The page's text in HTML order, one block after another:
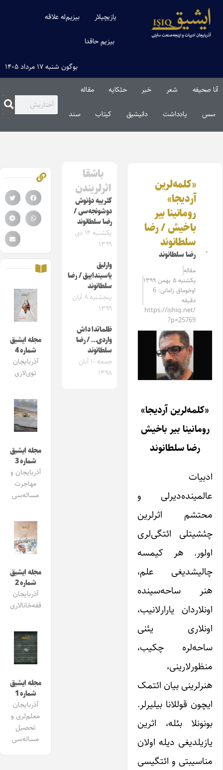
یازیچیلار بیزیم‌له علاقه
بیزیم حاقدا
بوگون شنبه ۱۷ مرداد ۱۴۰۵
آنا صحیفه شعر خبر حئکایه مقاله‌
سس یادداشت دانیشیق کیتاب سند
«کلمه‌لرین
آردیجا»
رومانینا بیر
باخیش / رضا
سلطانوند
رضا سلطانوند
مقاله‌
یکشنبه ۵ بهمن ۱۳۹۹
اوخوماق زامانی: 6
دقیقه
https://ishiq.net/
?p=25769
«کلمه‌لرین آردیجا»
رومانینا بیر باخیش
رضا سلطانوند
ادبیات
عالمینده‌دیرلی و
محتشم اثرلرین
چئشیتلی ائتگی‌لری
اولور. هر کیمسه
چالیشدیغی علم،
هنر ساحه‌سینده
اونلاردان یارارلانیب،
اونلاری یئنی
ساحه‌لره چکیب،
منظورلارینی،
هنرلرینی بیان ائتمک
ایچون قوللانا بیلیرلر.
بونونلا بئله، اثرین
یازیلدیغی دیله اولان
مناسیبتی و ائتگیسی
باشقا
اثرلریندن
گئرییه دؤنوش
دوشونجه‌سی /
رضا سلطانوند
یکشنبه ۱۴ دی
۱۳۹۹
وارلیق
یاسینداییق / رضا
سلطانوند
پنجشنبه ۸ آبان
۱۳۹۹
ظلماتدا داش
واردی… / رضا
سلطانوند
جمعه ۱۰ آبان
۱۳۹۸
مجله ایشیق
شماره 4
آذربایجان
توی‌لاری
مجله ایشیق
شماره 3
آذربایجان و
مهاجرت
مساله‌سی
مجله ایشیق
شماره 2
آذربایجان
قفه‌خانالاری
مجله ایشیق
شماره 1
آذربایجان
معلم‌لری و
تحصیل
مساله‌سی